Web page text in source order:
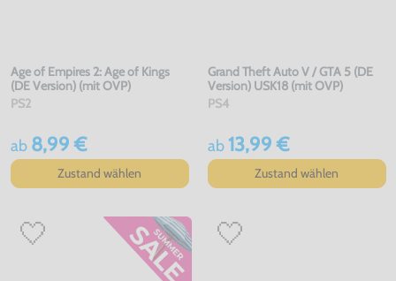
Age of Empires 2: Age of Kings
(DE Version) (mit OVP)
PS2
ab 8,99 €
Zustand wählen
Grand Theft Auto V / GTA 5 (DE
Version) USK18 (mit OVP)
PS4
ab 13,99 €
Zustand wählen